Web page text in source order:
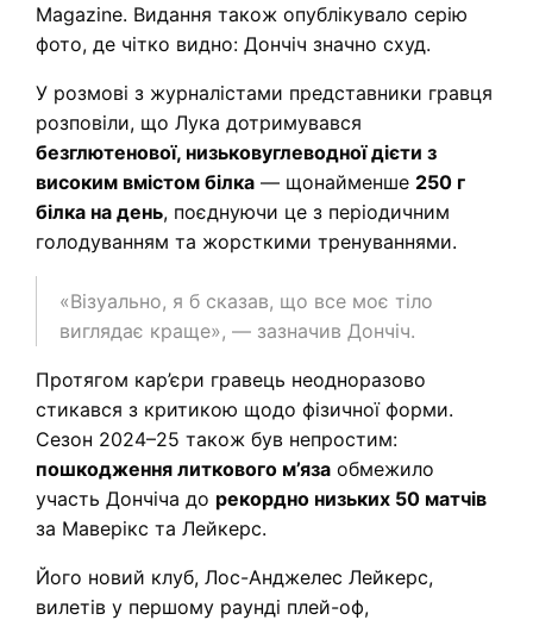
Magazine. Видання також опублікувало серію
фото, де чітко видно: Дончіч значно схуд.
У розмові з журналістами представники гравця
розповіли, що Лука дотримувався
безглютенової, низьковуглеводної дієти з
високим вмістом білка — щонайменше 250 г
білка на день, поєднуючи це з періодичним
голодуванням та жорсткими тренуваннями.
«Візуально, я б сказав, що все моє тіло
виглядає краще», — зазначив Дончіч.
Протягом кар’єри гравець неодноразово
стикався з критикою щодо фізичної форми.
Сезон 2024–25 також був непростим:
пошкодження литкового м’яза обмежило
участь Дончіча до рекордно низьких 50 матчів
за Маверікс та Лейкерс.
Його новий клуб, Лос-Анджелес Лейкерс,
вилетів у першому раунді плей-оф,